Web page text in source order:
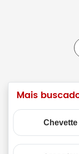
Mais
Chevette